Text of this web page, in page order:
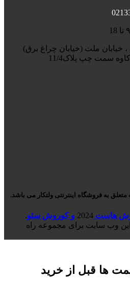
، خیابان ملت (خیابان چراغ برق)
سمت چپ پلاک11/4
به فروشگاه اینترنتی ولتکار می باشد.
هاست 2024 و کوروش سئو.
وب سایت برای مجموعه راه
ها قبل از خرید